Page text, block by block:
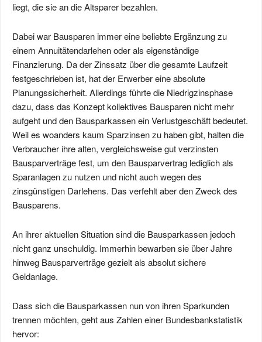
liegt, die sie an die Altsparer bezahlen.
Dabei war Bausparen immer eine beliebte Ergänzung zu
einem Annuitätendarlehen oder als eigenständige
Finanzierung. Da der Zinssatz über die gesamte Laufzeit
festgeschrieben ist, hat der Erwerber eine absolute
Planungssicherheit. Allerdings führte die Niedrigzinsphase
dazu, dass das Konzept kollektives Bausparen nicht mehr
aufgeht und den Bausparkassen ein Verlustgeschäft bedeutet.
Weil es woanders kaum Sparzinsen zu haben gibt, halten die
Verbraucher ihre alten, vergleichsweise gut verzinsten
Bausparverträge fest, um den Bausparvertrag lediglich als
Sparanlagen zu nutzen und nicht auch wegen des
zinsgünstigen Darlehens. Das verfehlt aber den Zweck des
Bausparens.
An ihrer aktuellen Situation sind die Bausparkassen jedoch
nicht ganz unschuldig. Immerhin bewarben sie über Jahre
hinweg Bausparverträge gezielt als absolut sichere
Geldanlage.
Dass sich die Bausparkassen nun von ihren Sparkunden
trennen möchten, geht aus Zahlen einer Bundesbankstatistik
hervor: